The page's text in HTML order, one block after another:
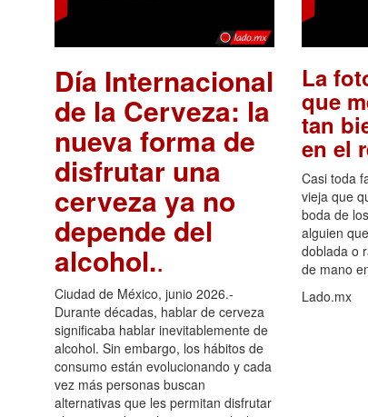
Día Internacional
de la Cerveza: la
nueva forma de
disfrutar una
cerveza ya no
depende del
alcohol..
Ciudad de México, junio 2026.-
Durante décadas, hablar de cerveza
significaba hablar inevitablemente de
alcohol. Sin embargo, los hábitos de
consumo están evolucionando y cada
vez más personas buscan
alternativas que les permitan disfrutar
La
que
tan
en el
Casi toda
vieja que
boda de
alguien
doblada o
de mano
Lado.mx